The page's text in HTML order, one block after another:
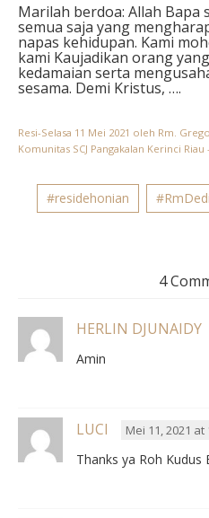
Marilah berdoa: Allah Bapa
semua saja yang
napas kehidupan. Kami
kami Kaujadikan orang
kedamaian serta
sesama. Demi Kristus, ….
Resi-Selasa 11 Mei 2021 oleh Rm.
Komunitas SCJ Pangakalan Kerinci Riau
#residehonian
4
HERLIN DJUNAIDY
Amin
LUCI Mei 11, 2021 at
Thanks ya Roh Kudus